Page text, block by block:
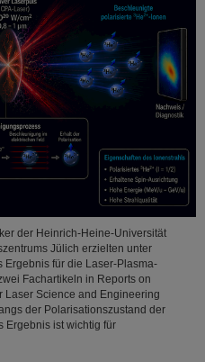
der Heinrich-Heine-Universität
Jülich erzielten unter
Ergebnis für die Laser-Plasma-
Fachartikeln in Reports on
Laser Science and Engineering
der Polarisationszustand der
Ergebnis ist wichtig für